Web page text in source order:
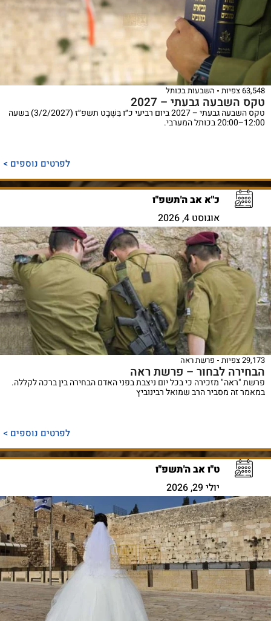
63,548 צפיות השבעות בכותל
טקס השבעה גבעתי – 2027
טקס השבעה גבעתי – 2027 ביום רביעי כ״ו בִּשְׁבָט תשפ״ז (3/2/2027) בשעה
12:00–20:00 בכותל המערבי.
לפרטים נוספים >
כ"א אב ה'תשפ"ו
אוגוסט 4, 2026
29,173 צפיות פרשת ראה
הבחירה לבחור – פרשת ראה
פרשת "ראה" מזכירה כי בכל יום ניצבת בפני האדם הבחירה בין ברכה לקללה.
במאמר זה מסביר הרב שמואל רבינוביץ
לפרטים נוספים >
ט"ו אב ה'תשפ"ו
יולי 29, 2026